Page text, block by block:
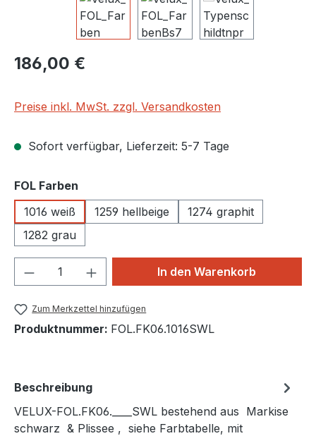
Regulärer Preis:
186,00 €
Preise inkl. MwSt. zzgl. Versandkosten
Sofort verfügbar, Lieferzeit: 5-7 Tage
FOL Farben
1016 weiß
1259 hellbeige
1274 graphit
1282 grau
Produkt Anzahl: Gib denIn den Warenkorb
Zum Merkzettel hinzufügen
Produktnummer: FOL.FK06.1016SWL
Beschreibung
VELUX-FOL.FK06.____SWL bestehend aus Markise
schwarz & Plissee , siehe Farbtabelle, mit